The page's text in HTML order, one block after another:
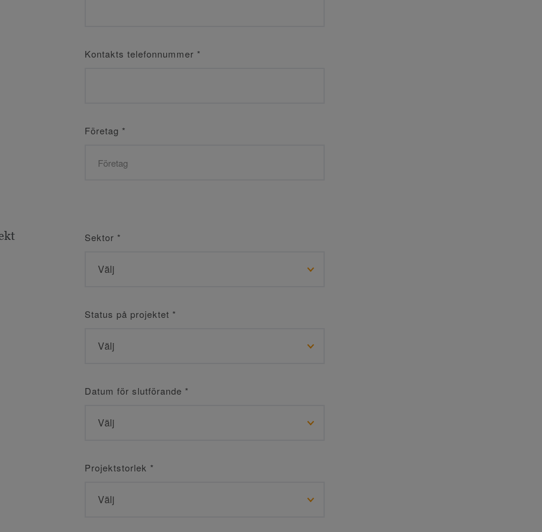
Kontakts telefonnummer *
Företag *
Sektor *
Status på projektet *
Datum för slutförande *
Projektstorlek *